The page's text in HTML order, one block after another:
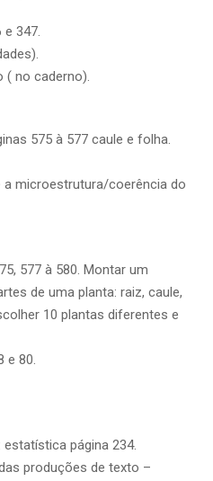
347.
( no caderno).
575 à 577 caule e folha.
a microestrutura/coerência do
577 à 580. Montar um
de uma planta: raiz, caule,
10 plantas diferentes e
e 80.
página 234.
produções de texto –